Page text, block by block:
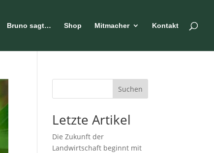
Bruno sagt… Shop Mitmacher Kontakt
Suchen
Letzte Artikel
Die Zukunft der
Landwirtschaft beginnt mit